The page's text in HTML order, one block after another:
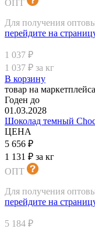
ОПТ
Для получения
перейдите на
1 037 ₽
1 037 ₽ за кг
В корзину
товар на
Годен до
01.03.2028
Шоколад темный
ЦЕНА
5 656 ₽
1 131 ₽ за кг
ОПТ
Для получения
перейдите на
5 184 ₽